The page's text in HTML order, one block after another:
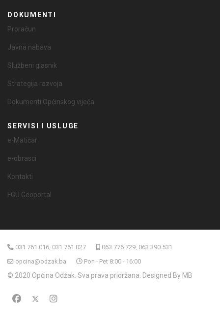
DOKUMENTI
Proračun
Javna nabava
Službeni glasnik
Strategija razvoja
Dokumenti Općinskog vijeća
SERVISI I USLUGE
e-Matičar
e-obrasci
Kontakti
FGU Geoportal
031 761 016, 031 761 027
063 776 729, 063 390 531
opcina@odzak.ba
Pon - Pet 8:00 - 16:00
© 2020 Općina Odžak. Sva prava pridržana. Designed By MB